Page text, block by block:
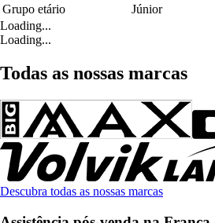
Grupo etário
Júnior
Loading...
Loading...
Todas as nossas marcas
Descubra todas as nossas marcas